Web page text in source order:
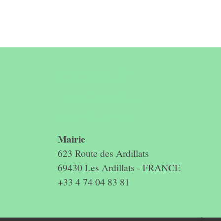
Mairie
623 Route des Ardillats
69430 Les Ardillats - FRANCE
+33 4 74 04 83 81